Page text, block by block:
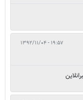
۱۹:۵۷ - ۱۳۹۲/۱۱/۰۴